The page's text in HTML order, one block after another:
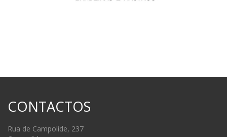
CONTACTOS
Rua de Campolide, 237